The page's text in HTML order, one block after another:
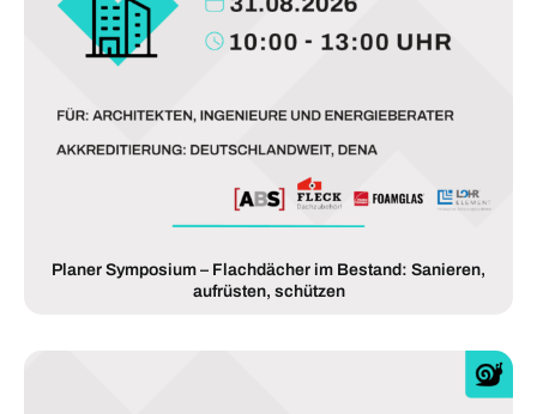
Planer Symposium – Flachdächer im Bestand: Sanieren,
aufrüsten, schützen